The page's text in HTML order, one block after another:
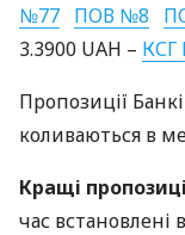
№77 ПОВ №8
3.3900 UAH – КСГ
Пропозиції
коливаються в
Кращі
час встановлені